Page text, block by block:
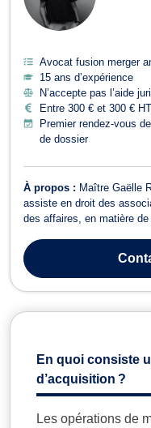
Avocat fusion merger
15 ans d’expérience
N’accepte pas l’aide
Entre 300 € et 300 € HT
Premier rendez-vous
de dossier
À propos : Maître Gaëlle
assiste en droit des
des affaires, en matière
sociale et solidaire et vous
la...
En quoi consiste
d’acquisition ?
Les opérations de